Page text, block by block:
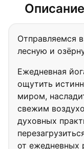
Описание
Отправляемся
лесную и
Ежедневная
ощутить
миром,
свежим
духовных
от ежедневных